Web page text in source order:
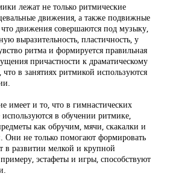
лежат не только ритмические
движения, а также подвижные
движения совершаются под музыку,
выразительность, пластичность, у
ритма и формируется правильная
причастности к драматическому
что в занятиях ритмикой используются
имеет и то, что в гимнастических
в обучении ритмике,
как обручим, мячи, скакалки и
Они не только помогают формировать
в развитии мелкой и крупной
эстафеты и игры, способствуют